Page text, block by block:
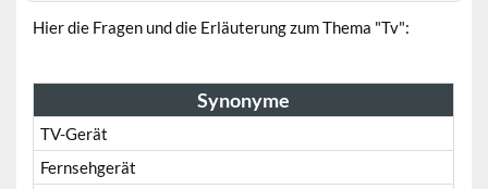
Hier die Fragen und die Erläuterung zum Thema "Tv":
Synonyme
TV-Gerät
Fernsehgerät